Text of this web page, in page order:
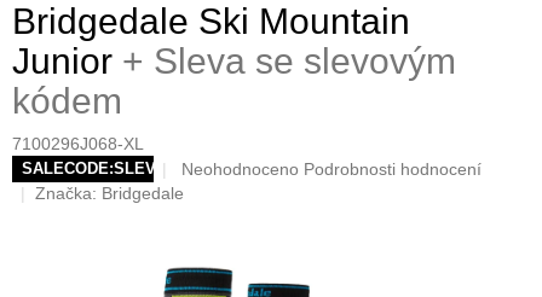
Bridgedale Ski Mountain
Junior + Sleva se slevovým
kódem
7100296J068-XL
SALECODE:SLEVAX5:5:%Průměrné
hodnocení
z
Neohodnoceno Podrobnosti hodnocení
Značka: Bridgedale